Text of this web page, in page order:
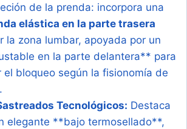
de la prenda: incorpora una
elástica en la parte trasera
la zona lumbar, apoyada por un
en la parte delantera** para
el bloqueo según la fisionomía de
Tecnológicos: Destaca
elegante **bajo termosellado**,